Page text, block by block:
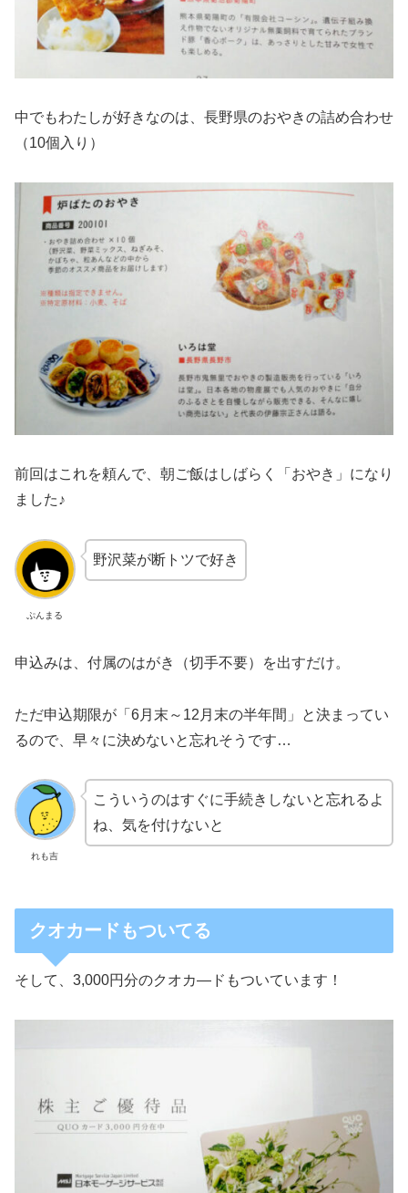
中でもわたしが好きなのは、長野県のおやきの詰め合わせ
（10個入り）
前回はこれを頼んで、朝ご飯はしばらく「おやき」になり
ました♪
ぷんまる
野沢菜が断トツで好き
申込みは、付属のはがき（切手不要）を出すだけ。
ただ申込期限が「6月末～12月末の半年間」と決まってい
るので、早々に決めないと忘れそうです…
れも吉
こういうのはすぐに手続きしないと忘れるよ
ね、気を付けないと
クオカードもついてる
そして、3,000円分のクオカ―ドもついています！